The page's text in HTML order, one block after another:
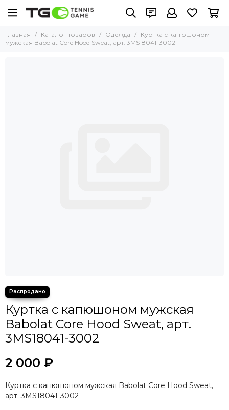
Главная Каталог товаров Одежда
Куртка с капюшоном
мужская Babolat Core Hood Sweat, арт. 3MS18041-3002
Куртка с капюшоном мужская
Babolat Core Hood Sweat, арт.
3MS18041-3002
2 000 ₽
Куртка с капюшоном мужская Babolat Core Hood Sweat,
арт. 3MS18041-3002